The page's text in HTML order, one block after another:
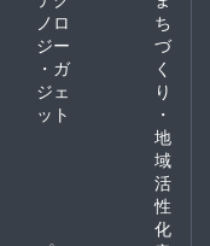
ノロ
ジー
・ガ
ジェ
ット
ち
づ
く
り
・
地
域
活
性
化